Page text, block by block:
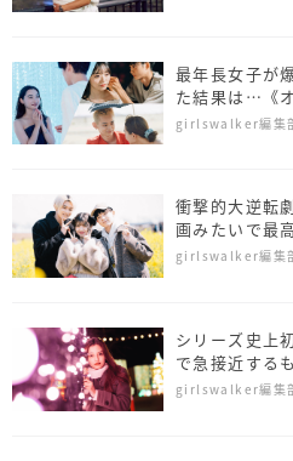
最年長女子が
た結果は…《
1~4話ダイジェ
girlswalker編集
衝撃的大逆転
画みたいで最
オオカミちゃ
girlswalker編集
シリーズ史
で急接近する
《彼とオオカ
girlswalker編集